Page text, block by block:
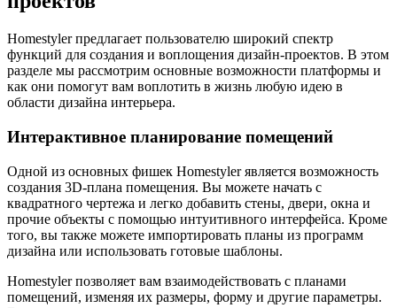
Homestyler предлагает пользователю широкий спектр
функций для создания и воплощения дизайн-проектов. В этом
разделе мы рассмотрим основные возможности платформы и
как они помогут вам воплотить в жизнь любую идею в
области дизайна интерьера.
Интерактивное планирование помещений
Одной из основных фишек Homestyler является возможность
создания 3D-плана помещения. Вы можете начать с
квадратного чертежа и легко добавить стены, двери, окна и
прочие объекты с помощью интуитивного интерфейса. Кроме
того, вы также можете импортировать планы из программ
дизайна или использовать готовые шаблоны.
Homestyler позволяет вам взаимодействовать с планами
помещений, изменяя их размеры, форму и другие параметры.